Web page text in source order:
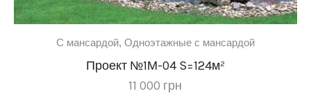
C мансардой, Одноэтажные с мансардой
Проект №1М-04 S=124м²
11 000 грн